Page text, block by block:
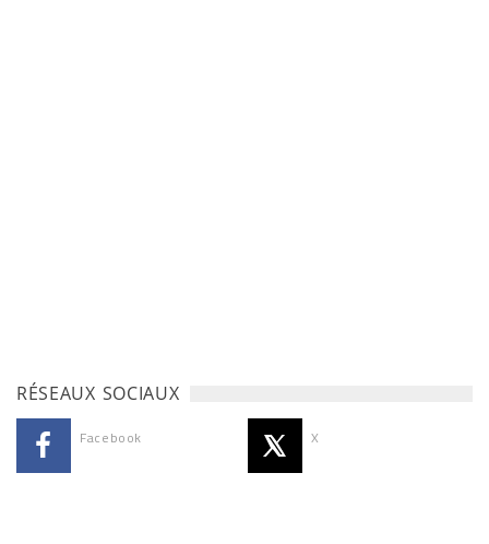
RÉSEAUX SOCIAUX
Facebook X